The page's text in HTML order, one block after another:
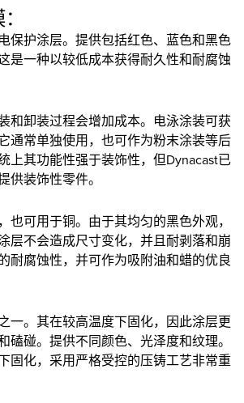
保护涂层。提供包括红色、蓝色和黑色
是一种以较低成本获得耐久性和耐腐蚀
和卸装过程会增加成本。电泳涂装可获
通常单独使用，也可作为粉末涂装等后
上其功能性强于装饰性，但Dynacast已
供装饰性零件。
也可用于铜。由于其均匀的黑色外观，
层不会造成尺寸变化，并且耐剥落和崩
耐腐蚀性，并可作为吸附油和蜡的优良
一。其在较高温度下固化，因此涂层更
磕碰。提供不同颜色、光泽度和纹理。
固化，采用严格受控的压铸工艺非常重